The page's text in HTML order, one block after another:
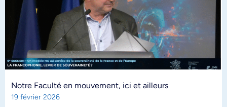
Notre Faculté en mouvement, ici et ailleurs
19 février 2026